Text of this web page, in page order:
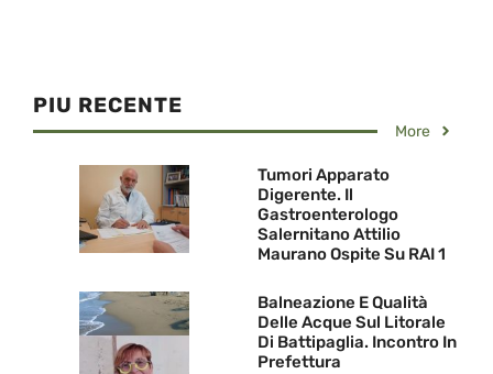
PIU RECENTE
More
Tumori Apparato
Digerente. Il
Gastroenterologo
Salernitano Attilio
Maurano Ospite Su RAI 1
Balneazione E Qualità
Delle Acque Sul Litorale
Di Battipaglia. Incontro In
Prefettura